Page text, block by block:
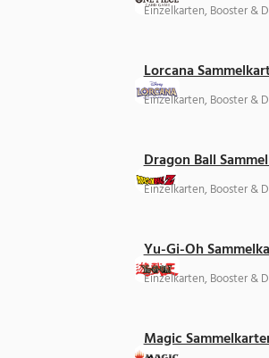
Einzelkarten, Booster &
Lorcana
Einzelkarten, Booster &
Dragon Ball
Einzelkarten, Booster &
Yu-Gi-Oh
Einzelkarten, Booster &
Magic